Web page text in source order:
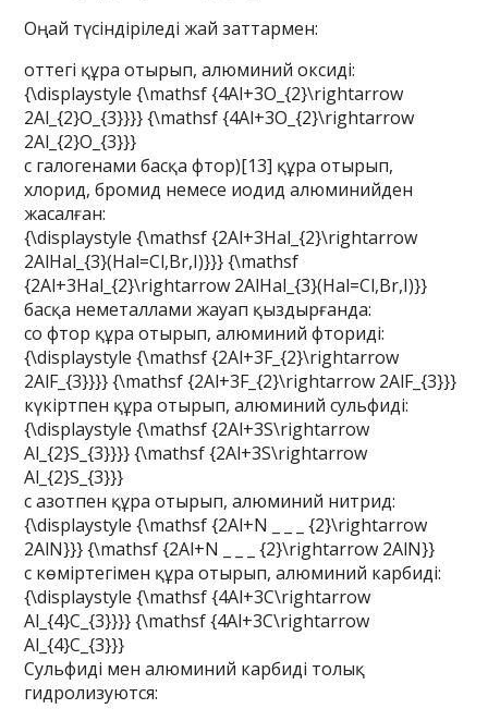
Оңай түсіндіріледі жай заттармен:
оттегі құра отырып, алюминий оксиді:
{\displaystyle {\mathsf {4Al+3O_{2}\rightarrow
2Al_{2}O_{3}}}} {\mathsf {4Al+3O_{2}\rightarrow
2Al_{2}O_{3}}}
с галогенами басқа фтор)[13] құра отырып,
хлорид, бромид немесе иодид алюминийден
жасалған:
{\displaystyle {\mathsf {2Al+3Hal_{2}\rightarrow
2AlHal_{3}(Hal=Cl,Br,I)}}} {\mathsf
{2Al+3Hal_{2}\rightarrow 2AlHal_{3}(Hal=Cl,Br,I)}}
басқа неметаллами жауап қыздырғанда:
со фтор құра отырып, алюминий фториді:
{\displaystyle {\mathsf {2Al+3F_{2}\rightarrow
2AlF_{3}}}} {\mathsf {2Al+3F_{2}\rightarrow 2AlF_{3}}}
күкіртпен құра отырып, алюминий сульфиді:
{\displaystyle {\mathsf {2Al+3S\rightarrow
Al_{2}S_{3}}}} {\mathsf {2Al+3S\rightarrow
Al_{2}S_{3}}}
с азотпен құра отырып, алюминий нитрид:
{\displaystyle {\mathsf {2Al+N _ _ _ {2}\rightarrow
2AlN}}} {\mathsf {2Al+N _ _ _ {2}\rightarrow 2AlN}}
с көміртегімен құра отырып, алюминий карбиді:
{\displaystyle {\mathsf {4Al+3С\rightarrow
Al_{4}C_{3}}}} {\mathsf {4Al+3С\rightarrow
Al_{4}C_{3}}}
Сульфиді мен алюминий карбиді толық
гидролизуются: